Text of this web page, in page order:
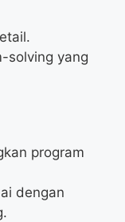
solving yang
program
dengan